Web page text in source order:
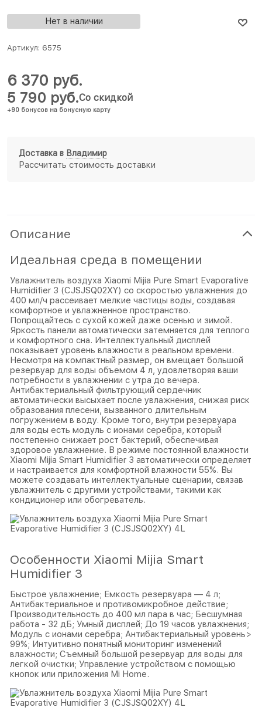
Нет в наличии
Артикул: 6575
5 790 руб.
+90 бонусов на бонусную карту
Со скидкой
6 370 руб.
Доставка в Владимир
Рассчитать стоимость доставки
Описание
Идеальная среда в помещении
Увлажнитель воздуха Xiaomi Mijia Pure Smart Evaporative
Humidifier 3 (CJSJSQ02XY) со скоростью увлажнения до
400 мл/ч рассеивает мелкие частицы воды, создавая
комфортное и увлажненное пространство.
Попрощайтесь с сухой кожей даже осенью и зимой.
Яркость панели автоматически затемняется для теплого
и комфортного сна. Интеллектуальный дисплей
показывает уровень влажности в реальном времени.
Несмотря на компактный размер, он вмещает большой
резервуар для воды объемом 4 л, удовлетворяя ваши
потребности в увлажнении с утра до вечера.
Антибактериальный фильтрующий сердечник
автоматически высыхает после увлажнения, снижая риск
образования плесени, вызванного длительным
погружением в воду. Кроме того, внутри резервуара
для воды есть модуль с ионами серебра, который
постепенно снижает рост бактерий, обеспечивая
здоровое увлажнение. В режиме постоянной влажности
Xiaomi Mijia Smart Humidifier 3 автоматически определяет
и настраивается для комфортной влажности 55%. Вы
можете создавать интеллектуальные сценарии, связав
увлажнитель с другими устройствами, такими как
кондиционер или обогреватель.
Особенности Xiaomi Mijia Smart
Humidifier 3
Быстрое увлажнение; Емкость резервуара — 4 л;
Антибактериальное и противомикробное действие;
Производительность до 400 мл пара в час; Бесшумная
работа - 32 дБ; Умный дисплей; До 19 часов увлажнения;
Модуль с ионами серебра; Антибактериальный уровень>
99%; Интуитивно понятный мониторинг изменений
влажности; Съемный большой резервуар для воды для
легкой очистки; Управление устройством с помощью
кнопок или приложения Mi Home.